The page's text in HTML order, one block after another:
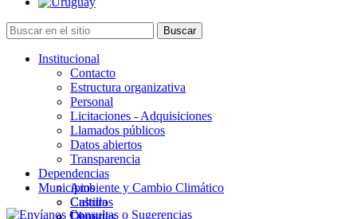
Institucional
Contacto
Estructura organizativa
Personal
Licitaciones - Adquisiciones
Llamados públicos
Datos abiertos
Transparencia
Dependencias
Ambiente y Cambio Climático
Cultura
Deportes
Municipios
Castillos
Chuy